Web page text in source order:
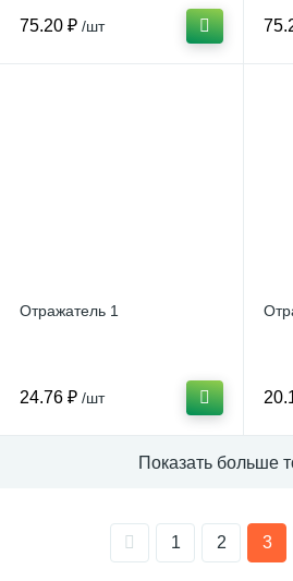
75.20 ₽ /шт
Отражатель 1
24.76 ₽ /шт
Показать больше
1 2 3